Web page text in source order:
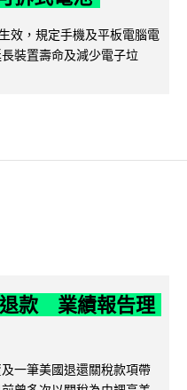
效，規定手機及平板電腦電
裝置壽命及減少電子垃
款 業績報告理
一筆美國退還關稅款項帶